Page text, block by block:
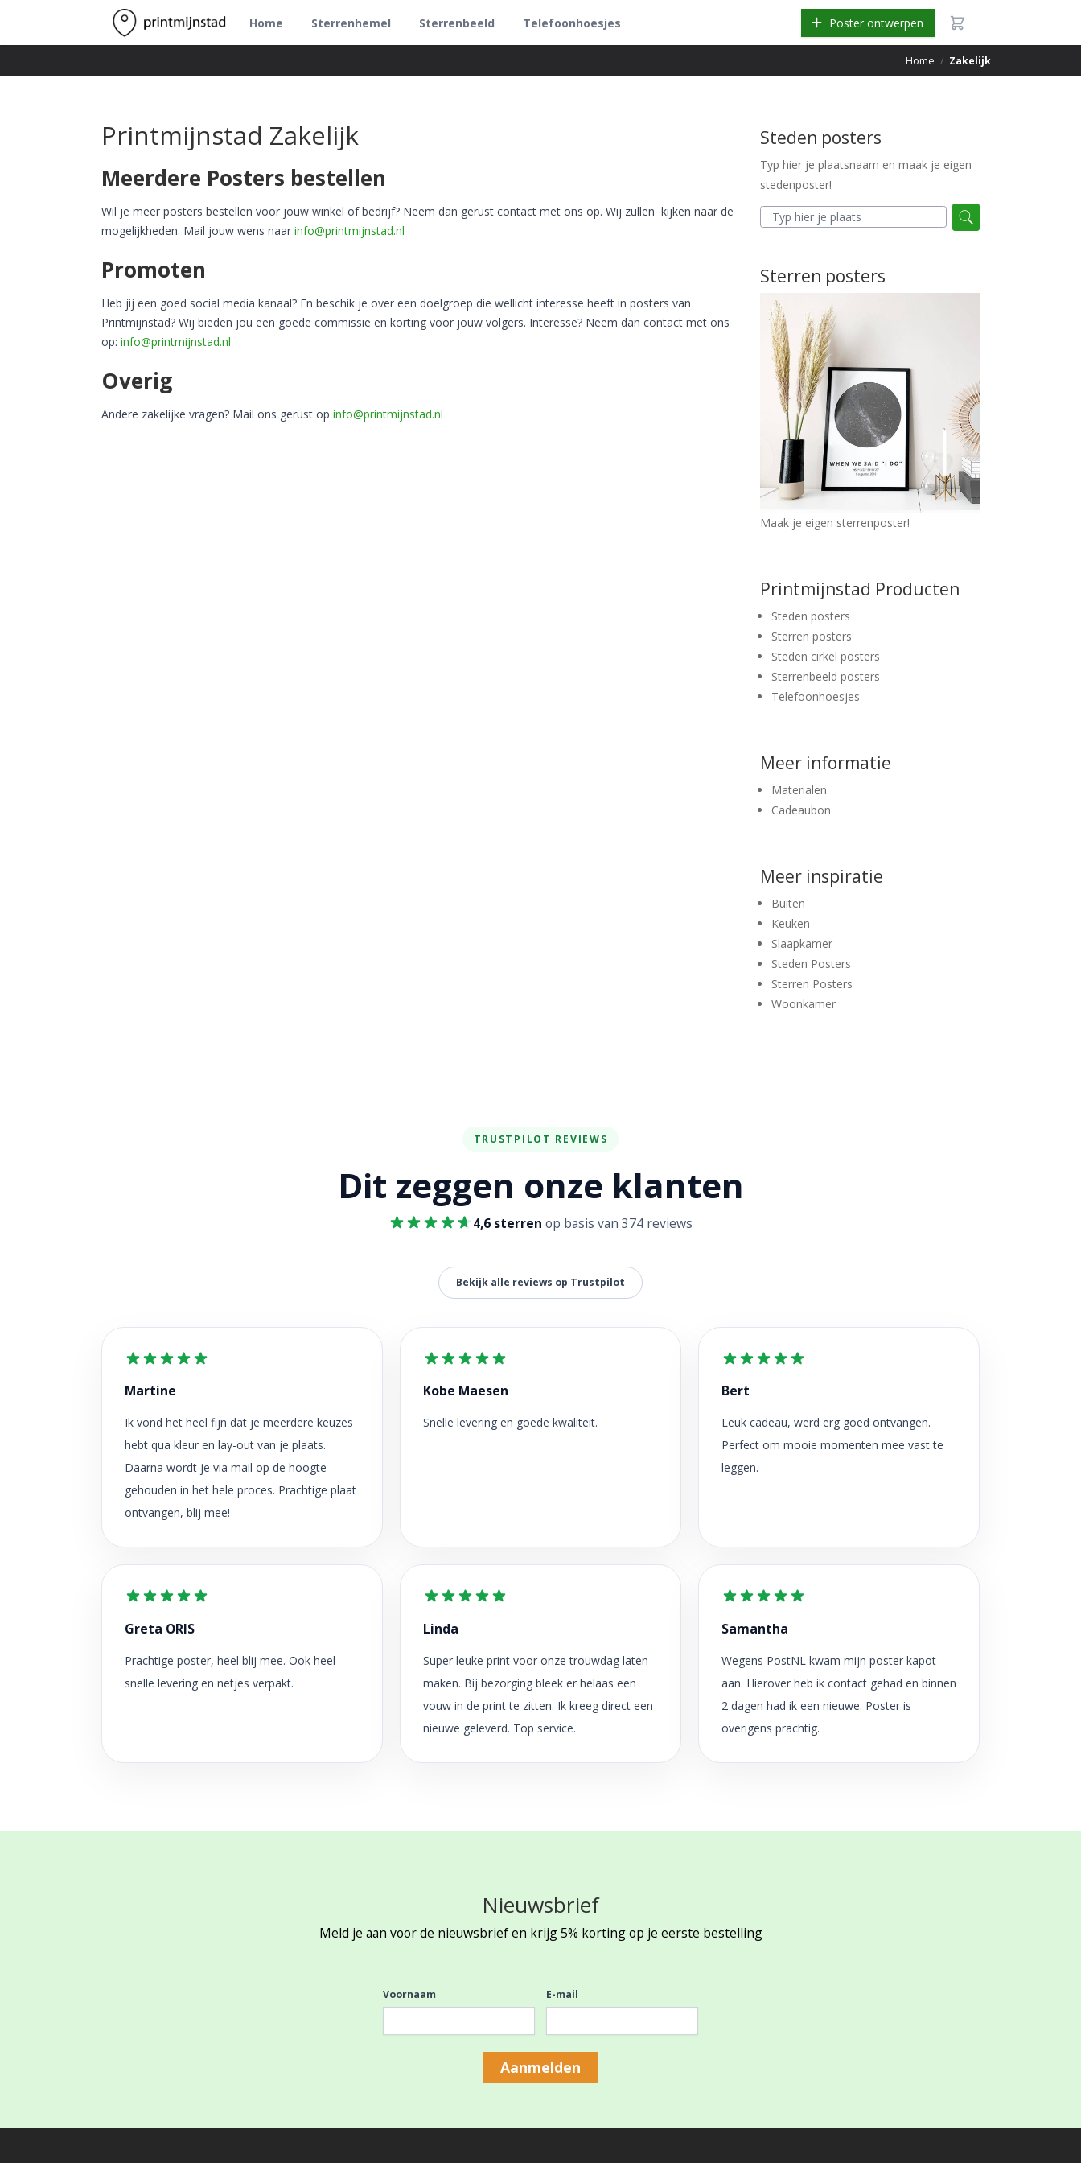
Home Sterrenhemel Sterrenbeeld Telefoonhoesjes Poster ontwerpen
Home / Zakelijk
Printmijnstad Zakelijk
Meerdere Posters bestellen
Wil je meer posters bestellen voor jouw winkel of bedrijf? Neem dan gerust contact met ons op. Wij zullen kijken naar de
mogelijkheden. Mail jouw wens naar info@printmijnstad.nl
Promoten
Heb jij een goed social media kanaal? En beschik je over een doelgroep die wellicht interesse heeft in posters van
Printmijnstad? Wij bieden jou een goede commissie en korting voor jouw volgers. Interesse? Neem dan contact met ons
op: info@printmijnstad.nl
Overig
Andere zakelijke vragen? Mail ons gerust op info@printmijnstad.nl
Steden posters
Typ hier je plaatsnaam en maak je eigen
stedenposter!
Sterren posters
Maak je eigen sterrenposter!
Printmijnstad Producten
Steden posters
Sterren posters
Steden cirkel posters
Sterrenbeeld posters
Telefoonhoesjes
Meer informatie
Materialen
Cadeaubon
Meer inspiratie
Buiten
Keuken
Slaapkamer
Steden Posters
Sterren Posters
Woonkamer
TRUSTPILOT REVIEWS
Dit zeggen onze klanten
4,6 sterren op basis van 374 reviews
Bekijk alle reviews op Trustpilot
Martine
Ik vond het heel fijn dat je meerdere keuzes
hebt qua kleur en lay-out van je plaats.
Daarna wordt je via mail op de hoogte
gehouden in het hele proces. Prachtige plaat
ontvangen, blij mee!
Kobe Maesen
Snelle levering en goede kwaliteit.
Bert
Leuk cadeau, werd erg goed ontvangen.
Perfect om mooie momenten mee vast te
leggen.
Greta ORIS
Prachtige poster, heel blij mee. Ook heel
snelle levering en netjes verpakt.
Linda
Super leuke print voor onze trouwdag laten
maken. Bij bezorging bleek er helaas een
vouw in de print te zitten. Ik kreeg direct een
nieuwe geleverd. Top service.
Samantha
Wegens PostNL kwam mijn poster kapot
aan. Hierover heb ik contact gehad en binnen
2 dagen had ik een nieuwe. Poster is
overigens prachtig.
Nieuwsbrief
Meld je aan voor de nieuwsbrief en krijg 5% korting op je eerste bestelling
Voornaam E-mail
Aanmelden